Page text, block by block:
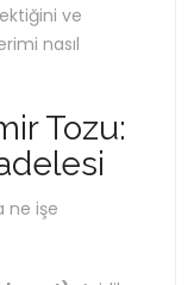
ve
nasıl
Tozu:
ne işe